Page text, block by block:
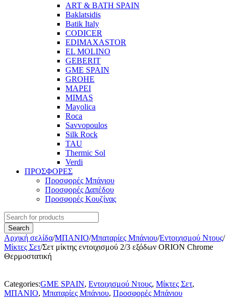
ART & BATH SPAIN
Baklatsidis
Batik Italy
CODICER
EDIMAXASTOR
EL MOLINO
GEBERIT
GME SPAIN
GROHE
MAPEI
MIMAS
Mayolica
Roca
Savvopoulos
Silk Rock
TAU
Thermic Sol
Verdi
ΠΡΟΣΦΟΡΕΣ
Προσφορές Μπάνιου
Προσφορές Δαπέδου
Προσφορές Κουζίνας
Αρχική σελίδα/ΜΠΑΝΙΟ/Μπαταρίες Μπάνιου/Εντοιχισμού Ντους/
Μίκτες Σετ/Σετ μίκτης εντοιχισμού 2/3 εξόδων ORION Chrome
Θερμοστατική
Categories:GME SPAIN, Εντοιχισμού Ντους, Μίκτες Σετ,
ΜΠΑΝΙΟ, Μπαταρίες Μπάνιου, Προσφορές Μπάνιου